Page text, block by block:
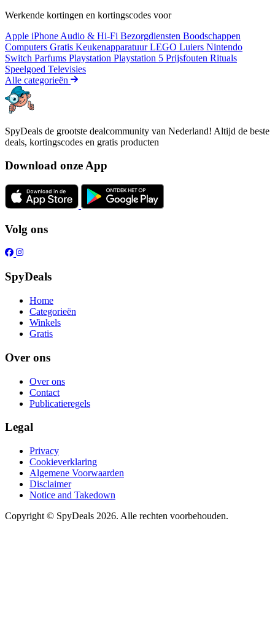
Werkende kortingen en kortingscodes voor
Apple iPhone Audio & Hi-Fi Bezorgdiensten Boodschappen
Computers Gratis KeukenapparatuurLEGO Luiers Nintendo
Switch Parfums Playstation Playstation 5 Prijsfouten Rituals
Speelgoed Televisies
Alle categorieën
SpyDeals de grootste dealcommunity van Nederland! Altijd de beste
deals, kortingscodes en gratis producten
Download onze App
Volg ons
SpyDeals
Home
Categorieën
Winkels
Gratis
Over ons
Over ons
Contact
Publicatieregels
Legal
Privacy
Cookieverklaring
Algemene Voorwaarden
Disclaimer
Notice and Takedown
Copyright © SpyDeals 2026. Alle rechten voorbehouden.